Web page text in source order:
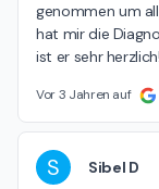
genommen um
hat mir die
ist er sehr herzlich!
Vor 3 Jahren auf
S Sibel D